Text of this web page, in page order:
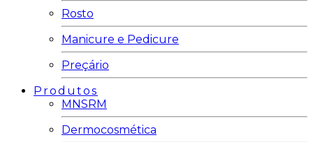
Rosto
Manicure e Pedicure
Preçário
Produtos
MNSRM
Dermocosmética